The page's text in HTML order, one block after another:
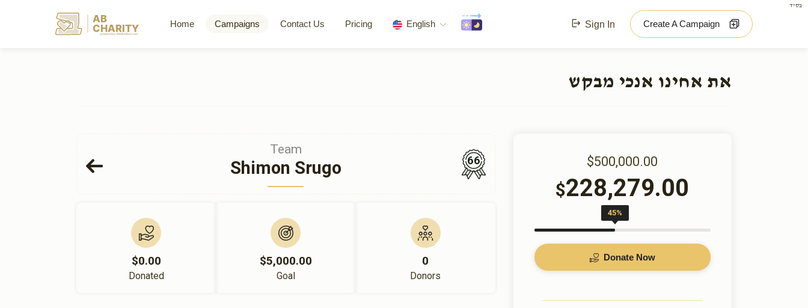
בס"ד
AB
CHARITY
powerd by ahblicklive.com
Home Campaigns Contact Us Pricing English Sign In Create A Campaign
את אחינו אנכי מבקש
Team
Shimon Srugo 66
$0.00
Donated
$5,000.00
Goal
0
Donors
$500,000.00
$228,279.00
45%
Donate Now